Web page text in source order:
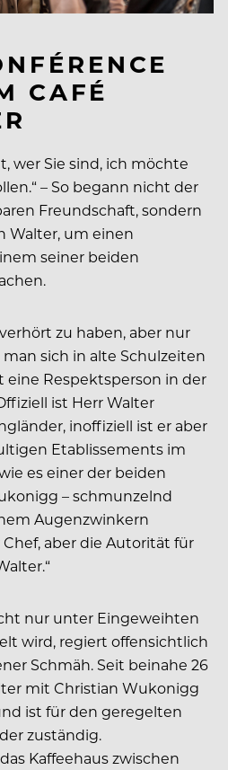
CAFÉ
wer Sie sind, ich möchte
– So begann nicht der
Freundschaft, sondern
Walter, um einen
seiner beiden
zu haben, aber nur
sich in alte Schulzeiten
eine Respektsperson in der
ist Herr Walter
inoffiziell ist er aber
Etablissements im
es einer der beiden
– schmunzelnd
Augenzwinkern
aber die Autorität für
nur unter Eingeweihten
wird, regiert offensichtlich
Schmäh. Seit beinahe 26
mit Christian Wukonigg
ist für den geregelten
zuständig.
Kaffeehaus zwischen